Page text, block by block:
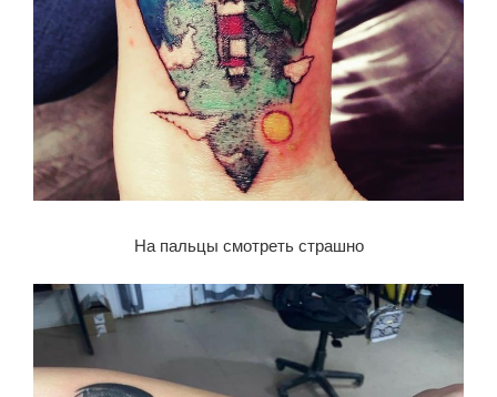
На пальцы смотреть страшно